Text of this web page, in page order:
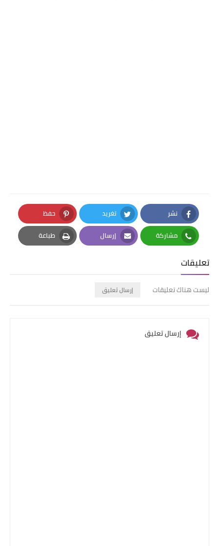
نشر
Facebook
تغريد
Twitter
حفظ
Pinterest
مشاركة
Whatsapp
إرسال
Email
طباعة
Print
تعليقات
ليست هناك تعليقات إرسال تعليق
إرسال تعليق